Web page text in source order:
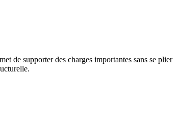
de supporter des charges importantes sans se plier